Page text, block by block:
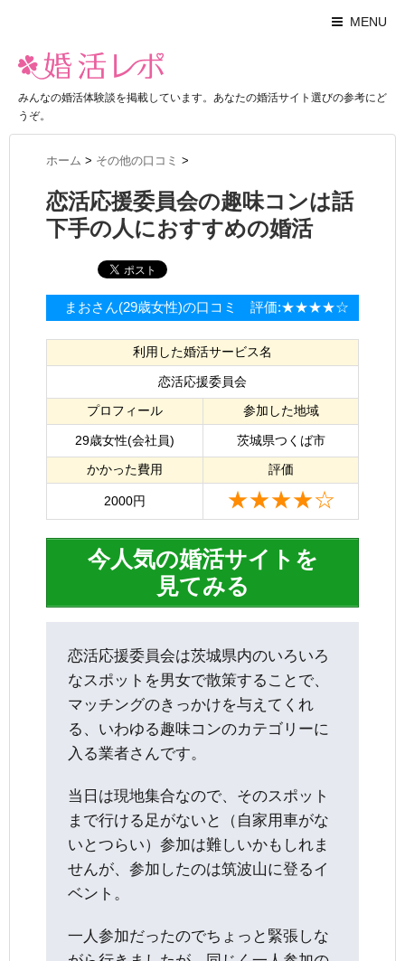
MENU
みんなの婚活体験談を掲載しています。あなたの婚活サイト選びの参考にど
うぞ。
ホーム > その他の口コミ >
恋活応援委員会の趣味コンは話
下手の人におすすめの婚活
まおさん(29歳女性)の口コミ 評価:★★★★☆
利用した婚活サービス名
恋活応援委員会
プロフィール
参加した地域
29歳女性(会社員)
茨城県つくば市
かかった費用
評価
2000円 ★★★★☆
今人気の婚活サイトを
見てみる
恋活応援委員会は茨城県内のいろいろ
なスポットを男女で散策することで、
マッチングのきっかけを与えてくれ
る、いわゆる趣味コンのカテゴリーに
入る業者さんです。
当日は現地集合なので、そのスポット
まで行ける足がないと（自家用車がな
いとつらい）参加は難しいかもしれま
せんが、参加したのは筑波山に登るイ
ベント。
一人参加だったのでちょっと緊張しな